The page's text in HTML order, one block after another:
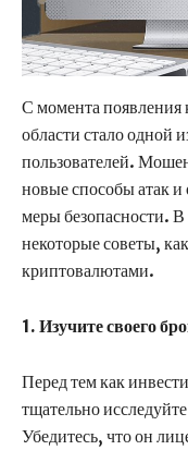
С момента появления
области стало одной
пользователей.
новые способы атак
меры безопасности.
некоторые советы,
криптовалютами.
1. Изучите своего
Перед тем как
тщательно
Убедитесь, что он